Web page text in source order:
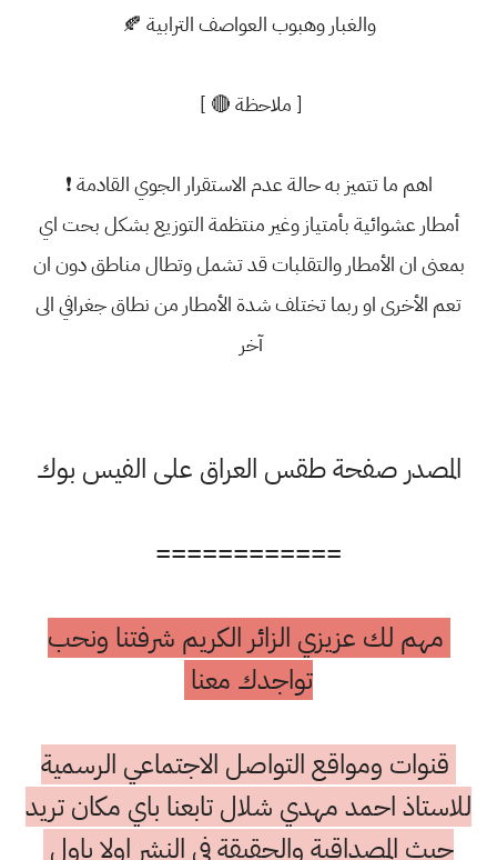
والغبار وهبوب العواصف الترابية 🍂
[ ملاحظة 🔴 ]
اهم ما تتميز به حالة عدم الاستقرار الجوي القادمة ❗
أمطار عشوائية بأمتياز وغير منتظمة التوزيع بشكل بحت اي
بمعنى ان الأمطار والتقلبات قد تشمل وتطال مناطق دون ان
تعم الأخرى او ربما تختلف شدة الأمطار من نطاق جغرافي الى
آخر
المصدر صفحة طقس العراق على الفيس بوك
============
مهم لك عزيزي الزائر الكريم شرفتنا ونحب
تواجدك معنا
قنوات ومواقع التواصل الاجتماعي الرسمية
للاستاذ احمد مهدي شلال تابعنا باي مكان تريد
حيث المصداقية والحقيقة في النشر اولا باول